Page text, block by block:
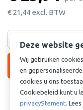
€ 21,44 excl. BTW
shopping_cart
Meer dan 10
Deze website
Wij gebruiken
en
cookies u ons
Cookiebeleid kunt u
privacyStement.